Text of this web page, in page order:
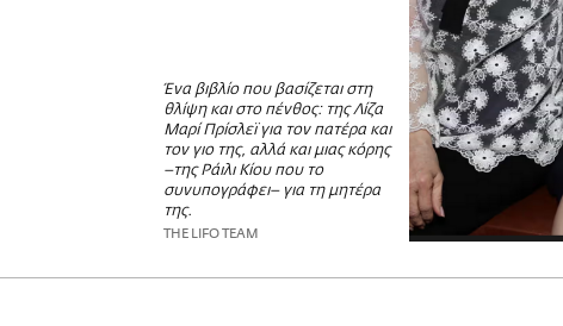
Ένα βιβλίο που βασίζεται στη
θλίψη και στο πένθος: της Λίζα
Μαρί Πρίσλεϊ για τον πατέρα και
τον γιο της, αλλά και μιας κόρης
–της Ράιλι Κίου που το
συνυπογράφει– για τη μητέρα
της.
THE LIFO TEAM